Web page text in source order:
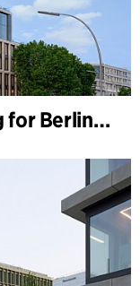
B-One, New Office Building for Berlin Hyp